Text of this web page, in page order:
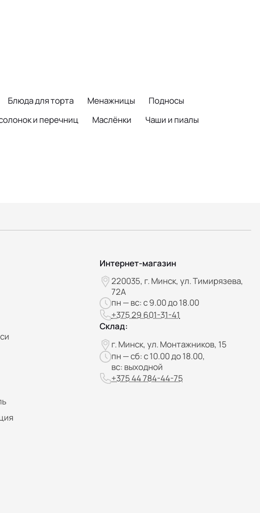
Блюда для торта Менажницы
Подносы
и перечниц Маслёнки
Чаши и пиалы
Интернет-магазин
220035, г. Минск, ул. Тимирязева,
72А
пн — вс: с 9.00 до 18.00
+375 29 601-31-41
Склад:
г. Минск, ул. Монтажников, 15
пн — сб: с 10.00 до 18.00,
вс: выходной
+375 44 784-44-75